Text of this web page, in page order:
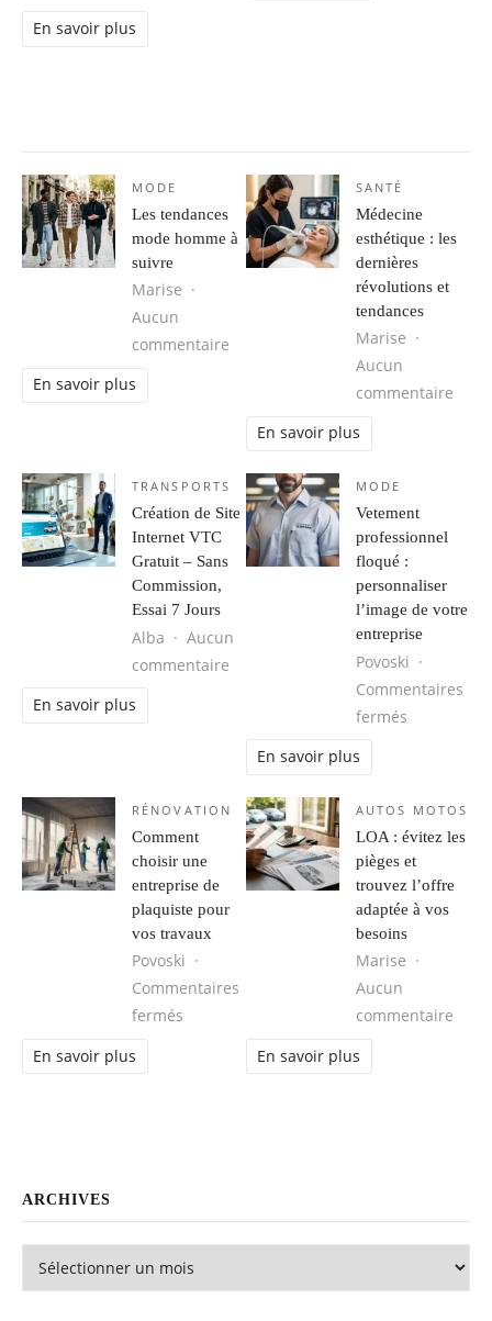
En savoir plus
MODE
Les tendances
mode homme à
suivre
Marise
Aucun
commentaire sur Les tendances mode homme à
En savoir plus
SANTÉ
Médecine
esthétique : les
dernières
révolutions et
tendances
Marise
Aucun
commentaire
En savoir plus
TRANSPORTS
Création de Site
Internet VTC
Gratuit – Sans
Commission,
Essai 7 Jours
Alba
Aucun
commentaire sur Création de Site Internet VTC
En savoir plus
MODE
Vetement
professionnel
floqué :
personnaliser
l’image de votre
entreprise
Povoski
Commentaires
fermés
En savoir plus
RÉNOVATION
Comment
choisir une
entreprise de
plaquiste pour
vos travaux
Povoski
Commentaires
fermés sur Comment choisir une entreprise de
En savoir plus
AUTOS MOTOS
LOA : évitez les
pièges et
trouvez l’offre
adaptée à vos
besoins
Marise
Aucun
commentaire
En savoir plus
ARCHIVES
Archives